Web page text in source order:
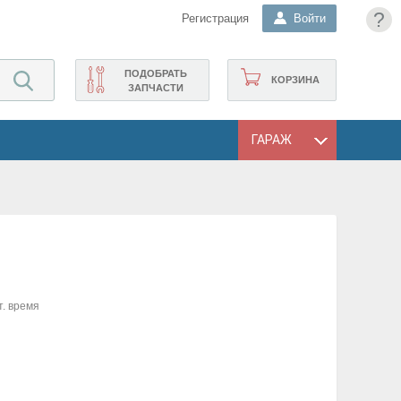
?
Регистрация Войти
КОРЗИНА
ПОДОБРАТЬ
ЗАПЧАСТИ
ГАРАЖ
время